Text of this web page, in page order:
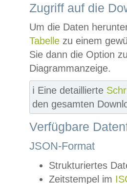
Zugriff auf die
Um die Daten
Tabelle zu einem
Sie dann die Option
Diagrammanzeige.
ℹ️ Eine detaillierte
den gesamten
Verfügbare
JSON-Format
Strukturiertes
Zeitstempel im